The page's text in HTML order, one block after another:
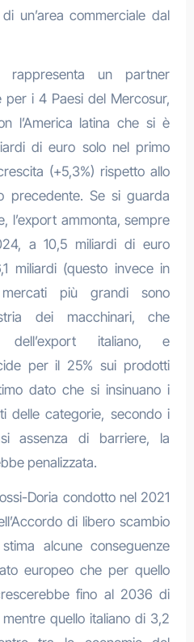
un’area commerciale dal
rappresenta un partner
i 4 Paesi del Mercosur,
l’America latina che si è
di euro solo nel primo
(+5,3%) rispetto allo
precedente. Se si guarda
l’export ammonta, sempre
a 10,5 miliardi di euro
miliardi (questo invece in
più grandi sono
dei macchinari, che
italiano, e
per il 25% sui prodotti
dato che si insinuano i
delle categorie, secondo i
assenza di barriere, la
penalizzata.
Doria condotto nel 2021
di libero scambio
alcune conseguenze
europeo che per quello
fino al 2036 di
quello italiano di 3,2